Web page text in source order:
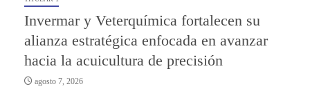
Invermar y Veterquímica fortalecen su
alianza estratégica enfocada en avanzar
hacia la acuicultura de precisión
agosto 7, 2026